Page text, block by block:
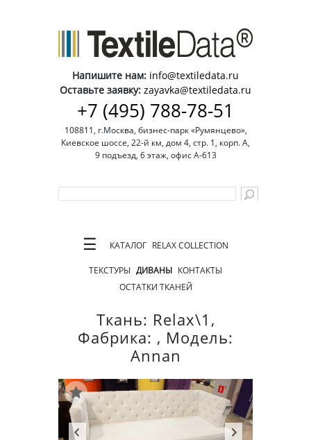
Напишите нам: info@textiledata.ru
Оставьте заявку: zayavka@textiledata.ru
+7 (495) 788-78-51
108811, г.Москва, бизнес-парк «Румянцево»,
Киевское шоссе, 22-й км, дом 4, стр. 1, корп. А,
9 подъезд, 6 этаж, офис А-613
☰ КАТАЛОГ RELAX COLLECTION
ТЕКСТУРЫ ДИВАНЫ КОНТАКТЫ
ОСТАТКИ ТКАНЕЙ
Ткань: Relax\1,
Фабрика: , Модель:
Annan